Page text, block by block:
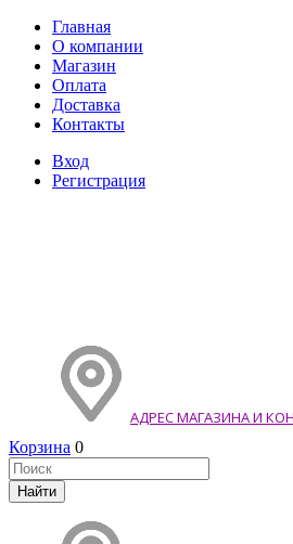
Главная
О компании
Магазин
Оплата
Доставка
Контакты
Вход
Регистрация
АДРЕС МАГАЗИНА И
Корзина 0